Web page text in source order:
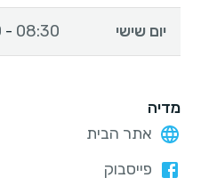
יום שישי 08:30
-
מדיה
אתר הבית
פייסבוק